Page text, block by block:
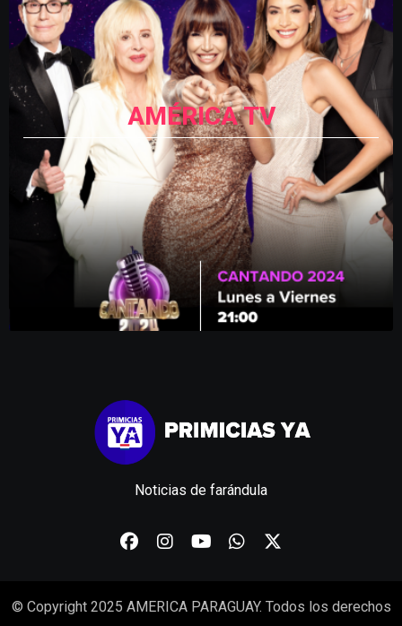
AMÉRICA TV
Noticias de farándula
© Copyright 2025 AMERICA PARAGUAY. Todos los derechos